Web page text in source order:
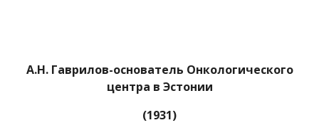
А.Н. Гаврилов-основатель Онкологического
центра в Эстонии
(1931)